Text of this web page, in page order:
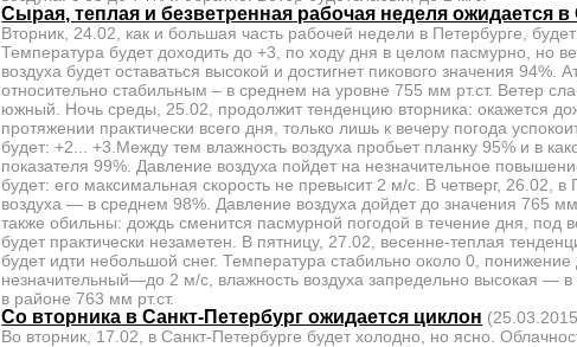
Сырая, теплая и безветренная рабочая неделя ожидается в
Вторник, 24.02, как и большая часть рабочей недели в Петербурге,
Температура будет доходить до +3, по ходу дня в целом пасмурно, но
воздуха будет оставаться высокой и достигнет пикового значения 94%.
относительно стабильным – в среднем на уровне 755 мм рт.ст. Ветер
южный. Ночь среды, 25.02, продолжит тенденцию вторника: окажется
протяжении практически всего дня, только лишь к вечеру погода
будет: +2... +3.Между тем влажность воздуха пробьет планку 95% и в
показателя 99%. Давление воздуха пойдет на незначительное
будет: его максимальная скорость не превысит 2 м/с. В четверг, 26.02,
воздуха — в среднем 98%. Давление воздуха дойдет до значения 765
также обильны: дождь сменится пасмурной погодой в течение дня, под
будет практически незаметен. В пятницу, 27.02, весенне-теплая
будет идти небольшой снег. Температура стабильно около 0,
незначительный—до 2 м/с, влажность воздуха запредельно высокая —
в районе 763 мм рт.ст.
Со вторника в Санкт-Петербург ожидается циклон
Во вторник, 17.02, в Санкт-Петербурге будет холодно, но ясно.